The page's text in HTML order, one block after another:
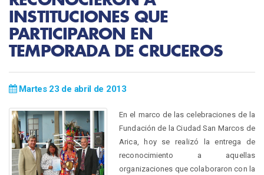
INSTITUCIONES QUE
PARTICIPARON EN
TEMPORADA DE CRUCEROS
Martes 23 de abril de 2013
En el marco de las celebraciones de la
Fundación de la Ciudad San Marcos de
Arica, hoy se realizó la entrega de
reconocimiento a aquellas
organizaciones que colaboraron con la